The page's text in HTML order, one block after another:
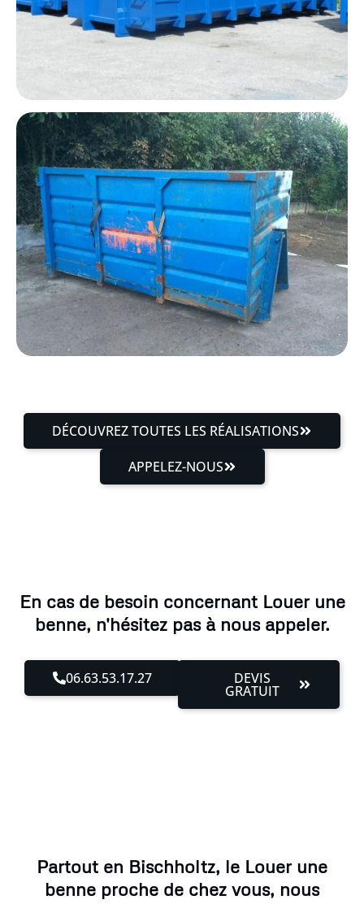
DÉCOUVREZ TOUTES LES RÉALISATIONS
APPELEZ-NOUS
En cas de besoin concernant Louer une
benne, n'hésitez pas à nous appeler.
06.63.53.17.27 DEVIS
GRATUIT
Partout en Bischholtz, le Louer une
benne proche de chez vous, nous